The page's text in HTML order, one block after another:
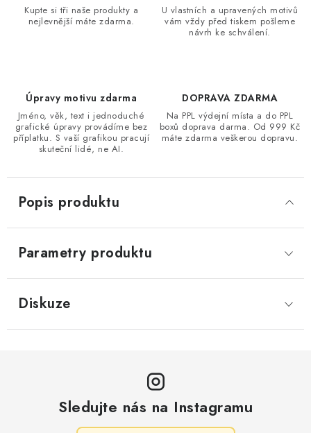
Kupte si tři naše produkty a
nejlevnější máte zdarma.
U vlastních a upravených motivů
vám vždy před tiskem pošleme
návrh ke schválení.
Úpravy motivu zdarma
Jméno, věk, text i jednoduché
grafické úpravy provádíme bez
příplatku. S vaší grafikou pracují
skuteční lidé, ne AI.
DOPRAVA ZDARMA
Na PPL výdejní místa a do PPL
boxů doprava darma. Od 999 Kč
máte zdarma veškerou dopravu.
Popis produktu
Parametry produktu
Diskuze
Sledujte nás na Instagramu